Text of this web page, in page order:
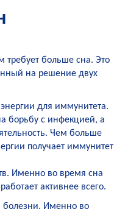
требует больше сна. Это
на решение двух
для иммунитета.
борьбу с инфекцией, а
Чем больше
получает иммунитет
Именно во время сна
активнее всего.
болезни. Именно во